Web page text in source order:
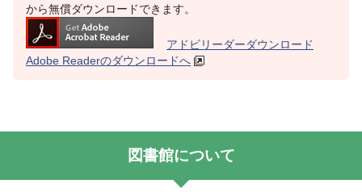
から無償ダウンロードできます。
アドビリーダーダウンロード
Adobe Readerのダウンロードへ
図書館について